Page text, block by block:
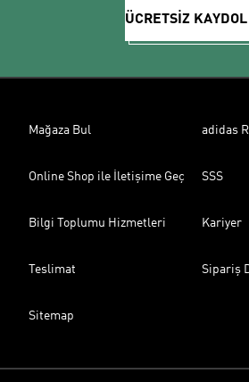
ÜCRETSİZ KAYDOL
Mağaza Bul adidas
Online Shop ile İletişime Geç SSS
Bilgi Toplumu Hizmetleri Kariyer
Teslimat Sipariş
Sitemap